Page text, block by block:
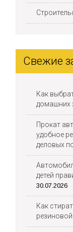
Свежие
Как
домашних
Прокат
удобное
деловых
детей
30.07.2026
Как